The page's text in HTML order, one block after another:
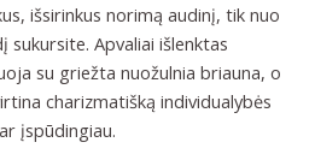
išsirinkus norimą audinį, tik nuo
Apvaliai išlenktas
su griežta nuožulnia briauna, o
charizmatišką individualybės
įspūdingiau.